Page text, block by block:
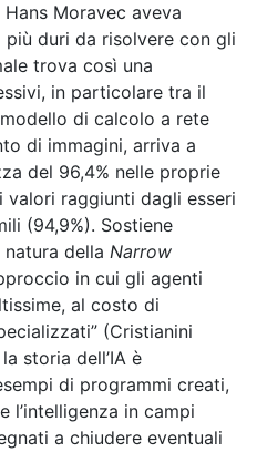
Moravec aveva
duri da risolvere con gli
trova così una
in particolare tra il
di calcolo a rete
di immagini, arriva a
del 96,4% nelle proprie
valori raggiunti dagli esseri
(94,9%). Sostiene
natura della Narrow
in cui gli agenti
al costo di
(Cristianini
storia dell’IA è
di programmi creati,
l’intelligenza in campi
a chiudere eventuali